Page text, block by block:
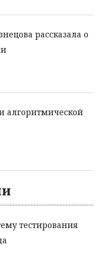
рассказала о
алгоритмической
тестирования